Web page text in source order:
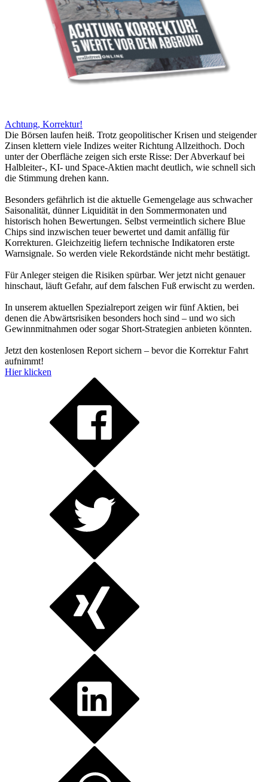
Achtung, Korrektur!
Die Börsen laufen heiß. Trotz geopolitischer Krisen und steigender
Zinsen klettern viele Indizes weiter Richtung Allzeithoch. Doch
unter der Oberfläche zeigen sich erste Risse: Der Abverkauf bei
Halbleiter-, KI- und Space-Aktien macht deutlich, wie schnell sich
die Stimmung drehen kann.
Besonders gefährlich ist die aktuelle Gemengelage aus schwacher
Saisonalität, dünner Liquidität in den Sommermonaten und
historisch hohen Bewertungen. Selbst vermeintlich sichere Blue
Chips sind inzwischen teuer bewertet und damit anfällig für
Korrekturen. Gleichzeitig liefern technische Indikatoren erste
Warnsignale. So werden viele Rekordstände nicht mehr bestätigt.
Für Anleger steigen die Risiken spürbar. Wer jetzt nicht genauer
hinschaut, läuft Gefahr, auf dem falschen Fuß erwischt zu werden.
In unserem aktuellen Spezialreport zeigen wir fünf Aktien, bei
denen die Abwärtsrisiken besonders hoch sind – und wo sich
Gewinnmitnahmen oder sogar Short-Strategien anbieten könnten.
Jetzt den kostenlosen Report sichern – bevor die Korrektur Fahrt
aufnimmt!
Hier klicken